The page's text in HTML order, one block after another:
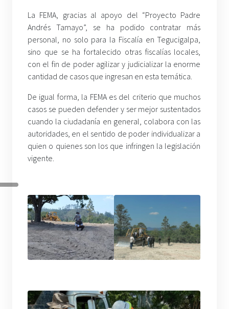
La FEMA, gracias al apoyo del “Proyecto Padre
Andrés Tamayo”, se ha podido contratar más
personal, no solo para la Fiscalía en Tegucigalpa,
sino que se ha fortalecido otras fiscalías locales,
con el fin de poder agilizar y judicializar la enorme
cantidad de casos que ingresan en esta temática.
De igual forma, la FEMA es del criterio que muchos
casos se pueden defender y ser mejor sustentados
cuando la ciudadanía en general, colabora con las
autoridades, en el sentido de poder individualizar a
quien o quienes son los que infringen la legislación
vigente.